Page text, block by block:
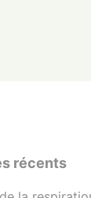
récents